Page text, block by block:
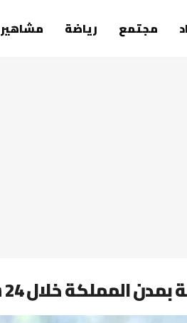
مجتمع رياضة مشاهير
المملكة خلال 24 ساعة